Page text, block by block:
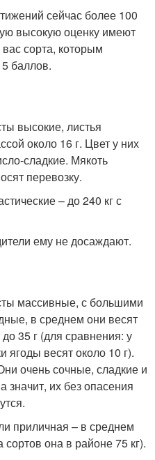
сейчас более 100
высокую оценку имеют
сорта, которым
баллов.
высокие, листья
около 16 г. Цвет у них
сладкие. Мякоть
перевозку.
– до 240 кг с
ему не досаждают.
массивные, с большими
в среднем они весят
35 г (для сравнения: у
ягоды весят около 10 г).
очень сочные, сладкие и
значит, их без опасения
приличная – в среднем
сортов она в районе 75 кг).